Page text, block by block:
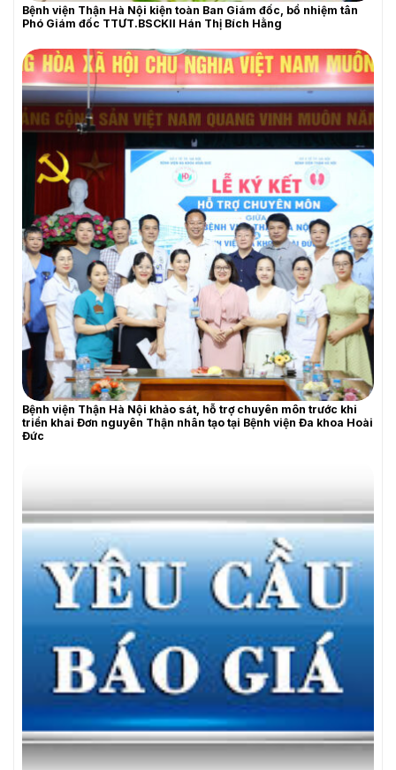
THƯ MỜI BÁO GIÁ
YÊU CẦU BÁO GIÁ
Bệnh viện Thận Hà Nội kiện toàn Ban Giám đốc, bổ nhiệm tân
Phó Giám đốc TTƯT.BSCKII Hán Thị Bích Hằng
Bệnh viện Thận Hà Nội khảo sát, hỗ trợ chuyên môn trước khi
triển khai Đơn nguyên Thận nhân tạo tại Bệnh viện Đa khoa Hoài
Đức